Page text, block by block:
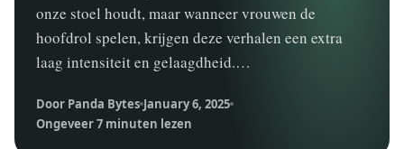
onze stoel houdt, maar wanneer vrouwen de
hoofdrol spelen, krijgen deze verhalen een extra
laag intensiteit en gelaagdheid.…
Door Panda Bytes January 6, 2025
Ongeveer 7 minuten lezen